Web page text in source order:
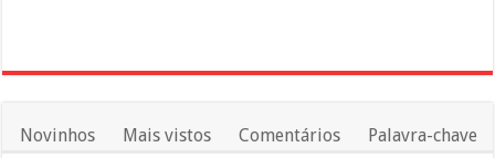
Novinhos Mais vistos Comentários Palavra-chave